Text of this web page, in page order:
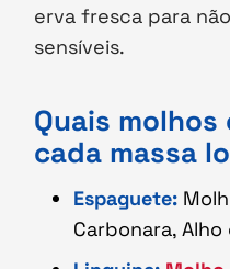
erva fresca para
sensíveis.
Quais
cada massa
Espaguete:
Carbonara, Alho